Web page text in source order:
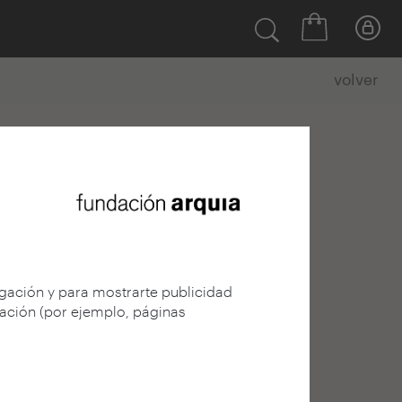
y para mostrarte publicidad
(por ejemplo, páginas
volver